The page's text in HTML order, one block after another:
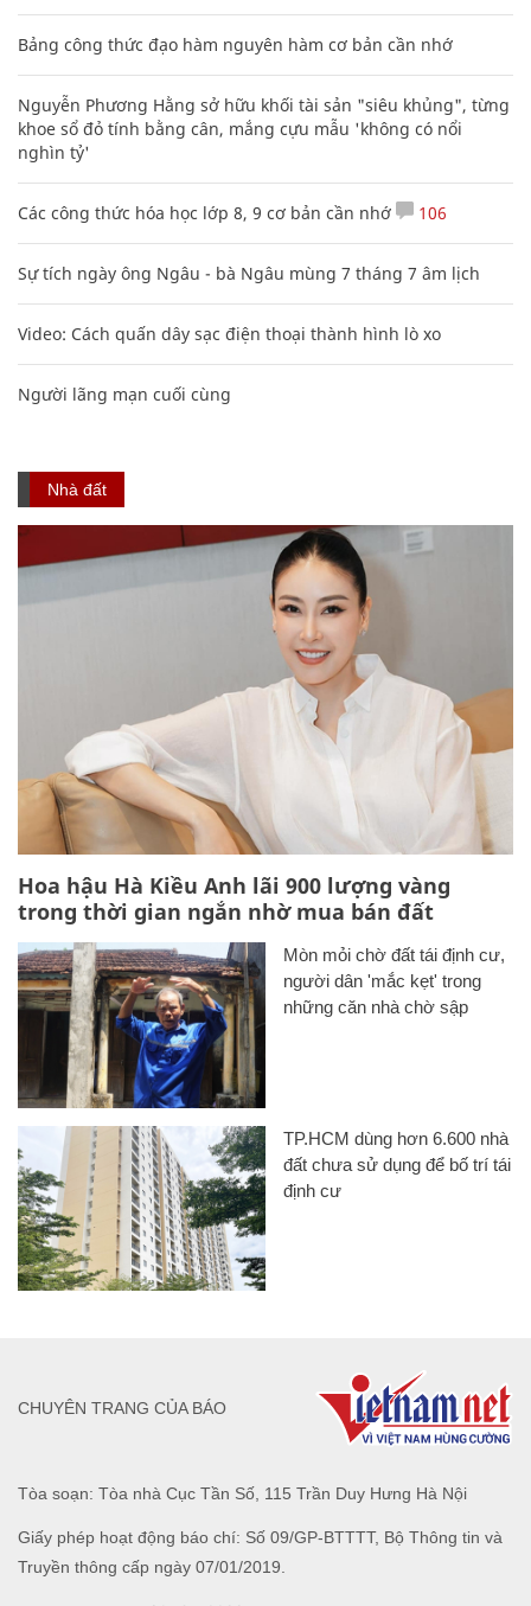
Bảng công thức đạo hàm nguyên hàm cơ bản cần nhớ
Nguyễn Phương Hằng sở hữu khối tài sản "siêu khủng", từng
khoe sổ đỏ tính bằng cân, mắng cựu mẫu 'không có nổi
nghìn tỷ'
Các công thức hóa học lớp 8, 9 cơ bản cần nhớ 106
Sự tích ngày ông Ngâu - bà Ngâu mùng 7 tháng 7 âm lịch
Video: Cách quấn dây sạc điện thoại thành hình lò xo
Người lãng mạn cuối cùng
Nhà đất
Hoa hậu Hà Kiều Anh lãi 900 lượng vàng
trong thời gian ngắn nhờ mua bán đất
Mòn mỏi chờ đất tái định cư,
người dân 'mắc kẹt' trong
những căn nhà chờ sập
TP.HCM dùng hơn 6.600 nhà
đất chưa sử dụng để bố trí tái
định cư
Tòa soạn: Tòa nhà Cục Tần Số, 115 Trần Duy Hưng Hà Nội
Giấy phép hoạt động báo chí: Số 09/GP-BTTTT, Bộ Thông tin và
Truyền thông cấp ngày 07/01/2019.
CHUYÊN TRANG CỦA BÁO